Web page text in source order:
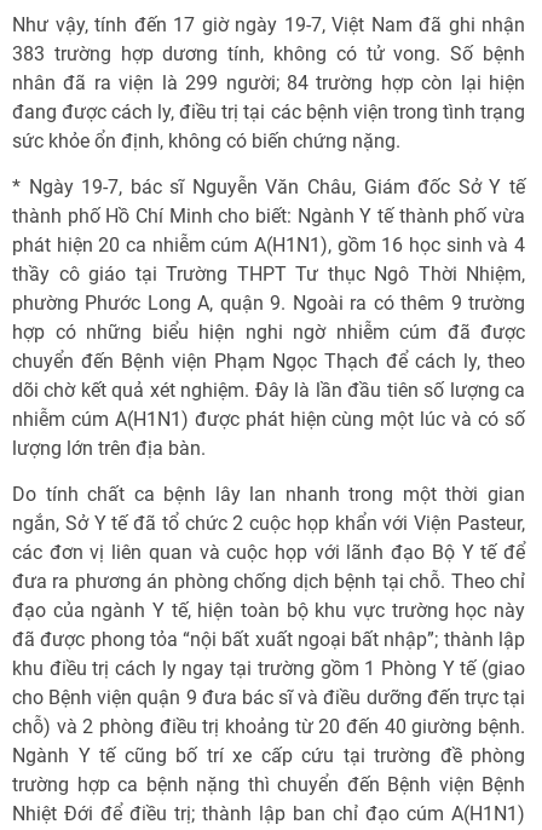
Như vậy, tính đến 17 giờ ngày 19-7, Việt Nam đã ghi nhận
383 trường hợp dương tính, không có tử vong. Số bệnh
nhân đã ra viện là 299 người; 84 trường hợp còn lại hiện
đang được cách ly, điều trị tại các bệnh viện trong tình trạng
sức khỏe ổn định, không có biến chứng nặng.
* Ngày 19-7, bác sĩ Nguyễn Văn Châu, Giám đốc Sở Y tế
thành phố Hồ Chí Minh cho biết: Ngành Y tế thành phố vừa
phát hiện 20 ca nhiễm cúm A(H1N1), gồm 16 học sinh và 4
thầy cô giáo tại Trường THPT Tư thục Ngô Thời Nhiệm,
phường Phước Long A, quận 9. Ngoài ra có thêm 9 trường
hợp có những biểu hiện nghi ngờ nhiễm cúm đã được
chuyển đến Bệnh viện Phạm Ngọc Thạch để cách ly, theo
dõi chờ kết quả xét nghiệm. Đây là lần đầu tiên số lượng ca
nhiễm cúm A(H1N1) được phát hiện cùng một lúc và có số
lượng lớn trên địa bàn.
Do tính chất ca bệnh lây lan nhanh trong một thời gian
ngắn, Sở Y tế đã tổ chức 2 cuộc họp khẩn với Viện Pasteur,
các đơn vị liên quan và cuộc họp với lãnh đạo Bộ Y tế để
đưa ra phương án phòng chống dịch bệnh tại chỗ. Theo chỉ
đạo của ngành Y tế, hiện toàn bộ khu vực trường học này
đã được phong tỏa “nội bất xuất ngoại bất nhập”; thành lập
khu điều trị cách ly ngay tại trường gồm 1 Phòng Y tế (giao
cho Bệnh viện quận 9 đưa bác sĩ và điều dưỡng đến trực tại
chỗ) và 2 phòng điều trị khoảng từ 20 đến 40 giường bệnh.
Ngành Y tế cũng bố trí xe cấp cứu tại trường đề phòng
trường hợp ca bệnh nặng thì chuyển đến Bệnh viện Bệnh
Nhiệt Đới để điều trị; thành lập ban chỉ đạo cúm A(H1N1)